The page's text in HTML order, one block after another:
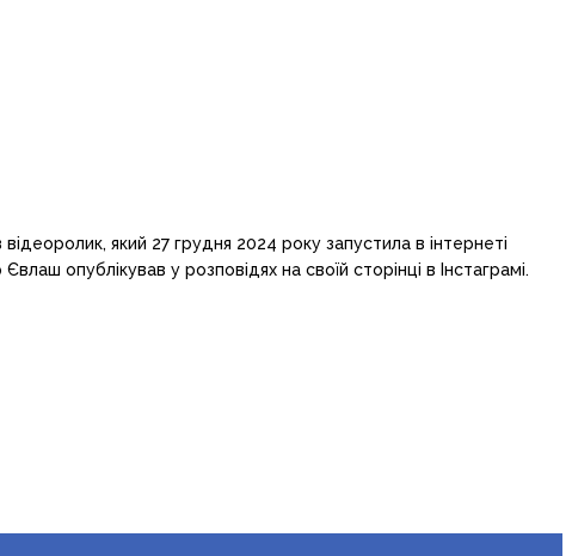
який 27 грудня 2024 року запустила в інтернеті
опублікував у розповідях на своїй сторінці в Інстаграмі.